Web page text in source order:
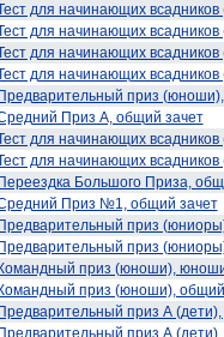
для начинающих
для начинающих
для начинающих
для начинающих
Предварительный приз
Приз А, общий зачет
для начинающих
для начинающих
Переездка Большого Приза,
Приз №1, общий зачет
Предварительный приз
Предварительный приз
Командный приз (юноши),
Командный приз (юноши), общий
Предварительный приз А (дети),
Предварительный приз А (дети),